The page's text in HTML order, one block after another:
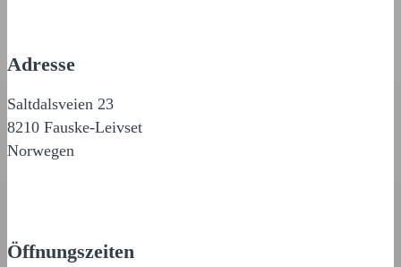
Adresse
Saltdalsveien 23
8210 Fauske-Leivset
Norwegen
Öffnungszeiten